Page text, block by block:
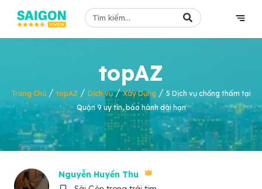
topAZ
Trang Chủ / topAZ / Dịch vụ/Xây Dựng / 5 Dịch vụ chống thấm tại
Quận 9 uy tín, bảo hành dài hạn
Nguyễn Huyền Thu